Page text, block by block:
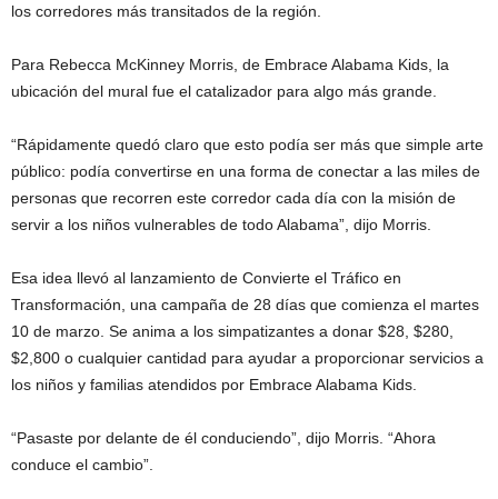
los corredores más transitados de la región.
Para Rebecca McKinney Morris, de Embrace Alabama Kids, la
ubicación del mural fue el catalizador para algo más grande.
“Rápidamente quedó claro que esto podía ser más que simple arte
público: podía convertirse en una forma de conectar a las miles de
personas que recorren este corredor cada día con la misión de
servir a los niños vulnerables de todo Alabama”, dijo Morris.
Esa idea llevó al lanzamiento de Convierte el Tráfico en
Transformación, una campaña de 28 días que comienza el martes
10 de marzo. Se anima a los simpatizantes a donar $28, $280,
$2,800 o cualquier cantidad para ayudar a proporcionar servicios a
los niños y familias atendidos por Embrace Alabama Kids.
“Pasaste por delante de él conduciendo”, dijo Morris. “Ahora
conduce el cambio”.